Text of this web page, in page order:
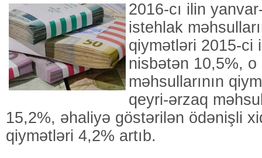
2016-cı ilin
istehlak
qiymətləri 2015-ci
nisbətən 10,5%,
məhsullarının
qeyri-ərzaq
15,2%, əhaliyə göstərilən ödənişli
qiymətləri 4,2% artıb.